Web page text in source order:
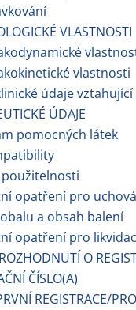
VLASTNOSTI
vlastnosti
údaje
ÚDAJE
pomocných látek
použitelnosti
opatření pro
a obsah balení
opatření pro
O
ČÍSLO(A)
REGISTRACE/